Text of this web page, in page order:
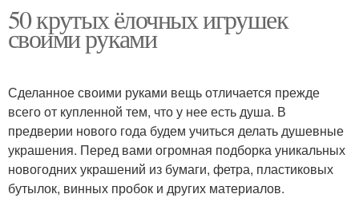
50 крутых ёлочных игрушек
своими руками
Сделанное своими руками вещь отличается прежде
всего от купленной тем, что у нее есть душа. В
предверии нового года будем учиться делать душевные
украшения. Перед вами огромная подборка уникальных
новогодних украшений из бумаги, фетра, пластиковых
бутылок, винных пробок и других материалов.